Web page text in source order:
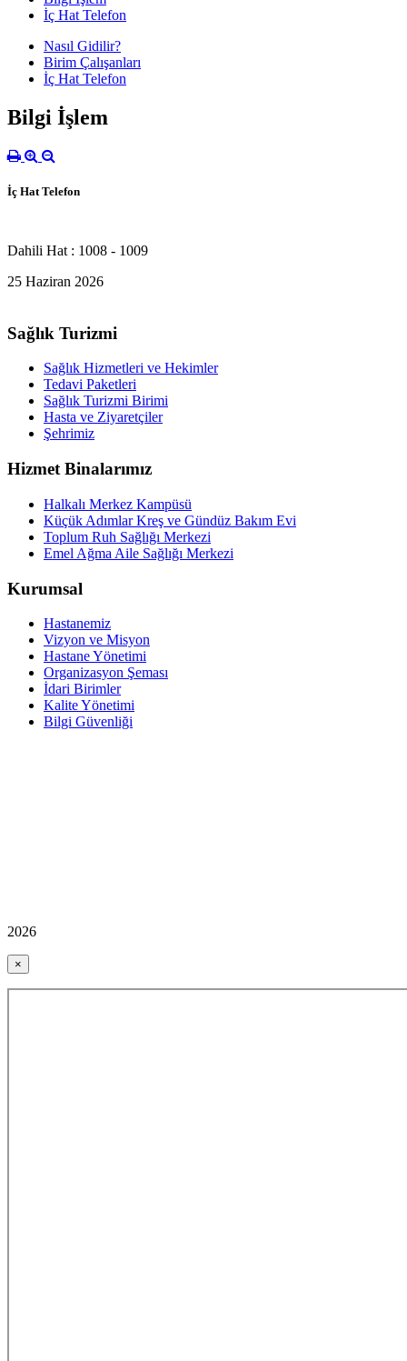
İç Hat Telefon
Nasıl Gidilir?
Birim Çalışanları
İç Hat Telefon
Bilgi İşlem
İç Hat Telefon
Dahili Hat : 1008 - 1009
25 Haziran 2026
Sağlık Turizmi
Sağlık Hizmetleri ve Hekimler
Tedavi Paketleri
Sağlık Turizmi Birimi
Hasta ve Ziyaretçiler
Şehrimiz
Hizmet Binalarımız
Halkalı Merkez Kampüsü
Küçük Adımlar Kreş ve Gündüz Bakım Evi
Toplum Ruh Sağlığı Merkezi
Emel Ağma Aile Sağlığı Merkezi
Kurumsal
Hastanemiz
Vizyon ve Misyon
Hastane Yönetimi
Organizasyon Şeması
İdari Birimler
Kalite Yönetimi
Bilgi Güvenliği
2026
×